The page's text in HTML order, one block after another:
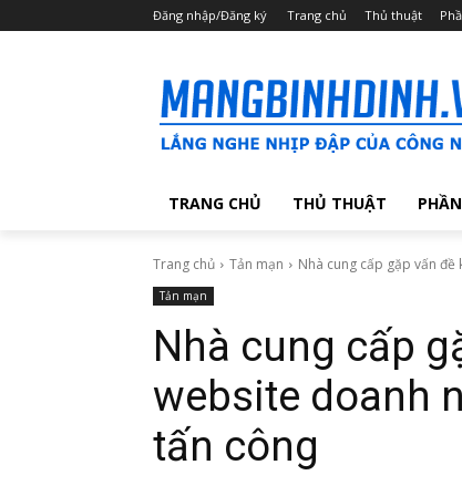
Đăng nhập/Đăng ký Trang chủ Thủ thuật
TRANG CHỦ THỦ THUẬT
Trang chủ Tản mạn Nhà cung cấp gặp vấn
Tản mạn
Nhà cung cấp
website doanh
tấn công